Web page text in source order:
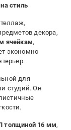
стиль
декора,
ячейкам,
экономно
для
студий. Он
толщиной 16 мм,